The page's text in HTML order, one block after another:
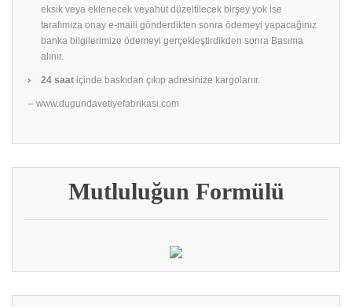
eksik veya eklenecek veyahut düzeltilecek birşey yok ise
tarafımıza onay e-maili gönderdikten sonra ödemeyi yapacağınız
banka bilgilerimize ödemeyi gerçekleştirdikden sonra Basıma
alınır.
24 saat içinde baskıdan çıkıp adresinize kargolanır.
– www.dugundavetiyefabrikasi.com
Mutluluğun Formülü